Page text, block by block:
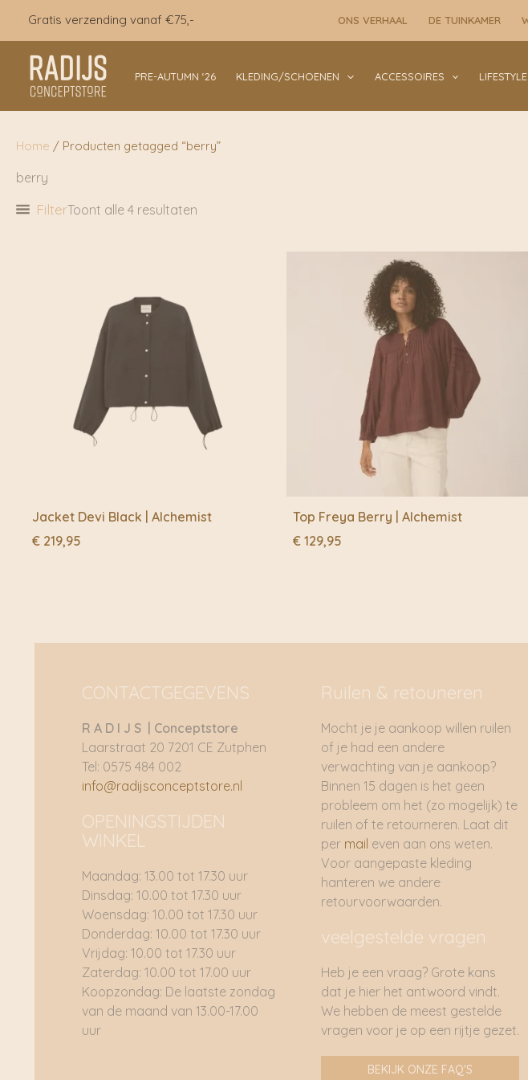
inhoud
Gratis verzending vanaf €75,- ONS VERHAAL DE TUINKAMER
PRE-AUTUMN ‘26 KLEDING/SCHOENEN ACCESSOIRES LIFESTYLE
Home / Producten getagged “berry”
berry
FilterToont alle 4 resultaten
Jacket Devi Black | Alchemist
€ 219,95
Top Freya Berry | Alchemist
€ 129,95
CONTACTGEGEVENS
R A D I J S | Conceptstore
Laarstraat 20 7201 CE Zutphen
Tel: 0575 484 002
info@radijsconceptstore.nl
OPENINGSTIJDEN
WINKEL
Maandag: 13.00 tot 17.30 uur
Dinsdag: 10.00 tot 17.30 uur
Woensdag: 10.00 tot 17.30 uur
Donderdag: 10.00 tot 17.30 uur
Vrijdag: 10.00 tot 17.30 uur
Zaterdag: 10.00 tot 17.00 uur
Koopzondag: De laatste zondag
van de maand van 13.00-17.00
uur
Ruilen & retouneren
Mocht je je aankoop willen ruilen
of je had een andere
verwachting van je aankoop?
Binnen 15 dagen is het geen
probleem om het (zo mogelijk) te
ruilen of te retourneren. Laat dit
permail even aan ons weten.
Voor aangepaste kleding
hanteren we andere
retourvoorwaarden.
veelgestelde vragen
Heb je een vraag? Grote kans
dat je hier het antwoord vindt.
We hebben de meest gestelde
vragen voor je op een rijtje gezet.
BEKIJK ONZE FAQ'S